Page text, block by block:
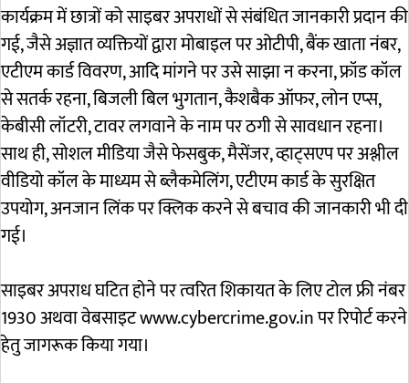
कार्यक्रम में छात्रों को साइबर अपराधों से संबंधित जानकारी प्रदान की
गई, जैसे अज्ञात व्यक्तियों द्वारा मोबाइल पर ओटीपी, बैंक खाता नंबर,
एटीएम कार्ड विवरण, आदि मांगने पर उसे साझा न करना, फ्रॉड कॉल
से सतर्क रहना, बिजली बिल भुगतान, कैशबैक ऑफर, लोन एप्स,
केबीसी लॉटरी, टावर लगवाने के नाम पर ठगी से सावधान रहना।
साथ ही, सोशल मीडिया जैसे फेसबुक, मैसेंजर, व्हाट्सएप पर अश्लील
वीडियो कॉल के माध्यम से ब्लैकमेलिंग, एटीएम कार्ड के सुरक्षित
उपयोग, अनजान लिंक पर क्लिक करने से बचाव की जानकारी भी दी
गई।
साइबर अपराध घटित होने पर त्वरित शिकायत के लिए टोल फ्री नंबर
1930 अथवा वेबसाइट www.cybercrime.gov.in पर रिपोर्ट करने
हेतु जागरूक किया गया।